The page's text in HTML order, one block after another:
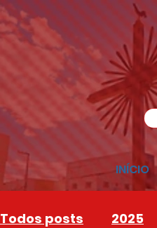
INÍCIO
Todos posts 2025